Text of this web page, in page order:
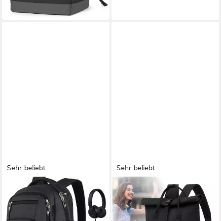
Sehr beliebt
REDOM
Laptoprucksack Laptop
Rucksack Rucksäcke
Sehr beliebt
TAN.TOMI
Cityrucksack Rucksack Damen
Herren Tagesrucksack mit